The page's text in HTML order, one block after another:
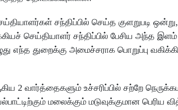
சந்திப்பில் செய்த குளறுபடி
செய்தியாளர் சந்திப்பில் பேசிய அந்த
துறைக்கு அமைச்சராக பொறுப்பு
2 வார்த்தைகளும் உச்சரிப்பில் சற்றே
மலைக்கும் மடுவுக்குமான பெரிய